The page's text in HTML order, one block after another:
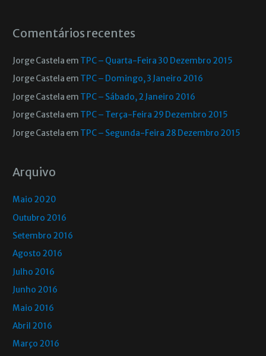
Comentários recentes
Jorge Castela em TPC – Quarta-Feira 30 Dezembro 2015
Jorge Castela em TPC – Domingo, 3 Janeiro 2016
Jorge Castela em TPC – Sábado, 2 Janeiro 2016
Jorge Castela em TPC – Terça-Feira 29 Dezembro 2015
Jorge Castela em TPC – Segunda-Feira 28 Dezembro 2015
Arquivo
Maio 2020
Outubro 2016
Setembro 2016
Agosto 2016
Julho 2016
Junho 2016
Maio 2016
Abril 2016
Março 2016